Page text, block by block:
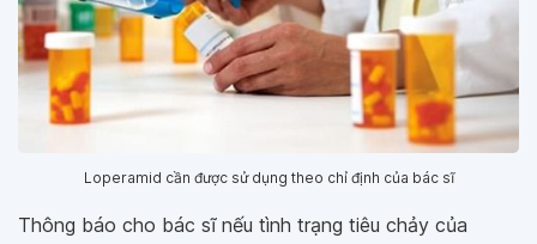
Loperamid cần được sử dụng theo chỉ định của bác sĩ
Thông báo cho bác sĩ nếu tình trạng tiêu chảy của